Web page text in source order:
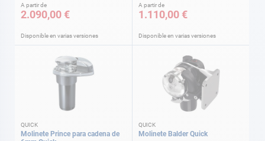
A partir de
2.090,00 €
Disponible en varias versiones
A partir de
1.110,00 €
Disponible en varias versiones
QUICK
Molinete Prince para cadena de
QUICK
Molinete Balder Quick